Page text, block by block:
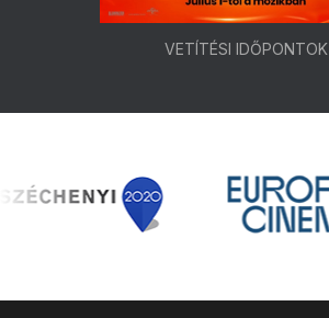
VETÍTÉSI IDŐPONTOK